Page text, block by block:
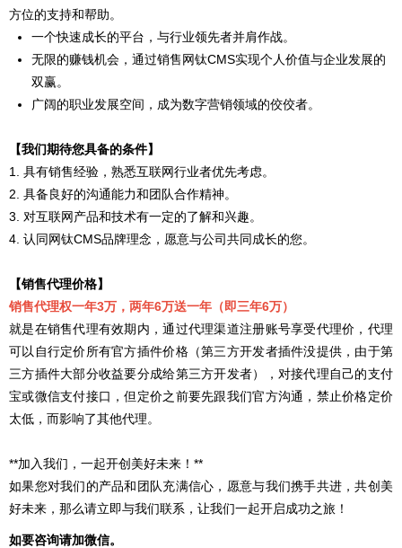
方位的支持和帮助。
一个快速成长的平台，与行业领先者并肩作战。
无限的赚钱机会，通过销售网钛CMS实现个人价值与企业发展的
双赢。
广阔的职业发展空间，成为数字营销领域的佼佼者。
【我们期待您具备的条件】
1. 具有销售经验，熟悉互联网行业者优先考虑。
2. 具备良好的沟通能力和团队合作精神。
3. 对互联网产品和技术有一定的了解和兴趣。
4. 认同网钛CMS品牌理念，愿意与公司共同成长的您。
【销售代理价格】
销售代理权一年3万，两年6万送一年（即三年6万）
就是在销售代理有效期内，通过代理渠道注册账号享受代理价，代理
可以自行定价所有官方插件价格（第三方开发者插件没提供，由于第
三方插件大部分收益要分成给第三方开发者），对接代理自己的支付
宝或微信支付接口，但定价之前要先跟我们官方沟通，禁止价格定价
太低，而影响了其他代理。
**加入我们，一起开创美好未来！**
如果您对我们的产品和团队充满信心，愿意与我们携手共进，共创美
好未来，那么请立即与我们联系，让我们一起开启成功之旅！
如要咨询请加微信。